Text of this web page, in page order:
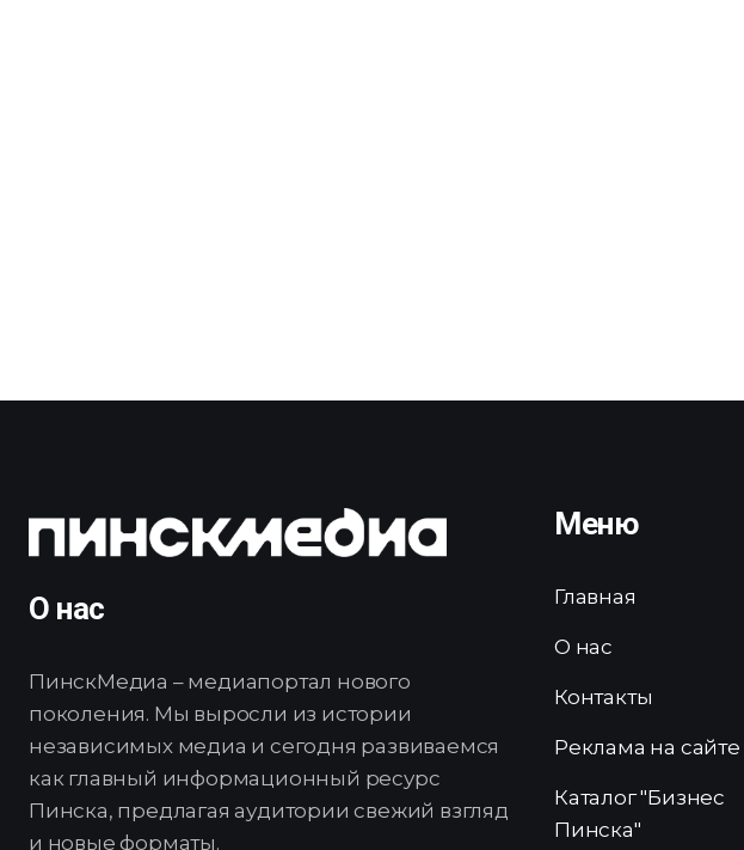
О нас
ПинскМедиа – медиапортал нового
поколения. Мы выросли из истории
независимых медиа и сегодня развиваемся
как главный информационный ресурс
Пинска, предлагая аудитории свежий взгляд
и новые форматы.
Меню
Главная
О нас
Контакты
Реклама на сайте
Каталог "Бизнес
Пинска"